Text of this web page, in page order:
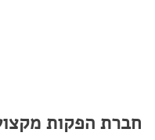
חברת הפקות